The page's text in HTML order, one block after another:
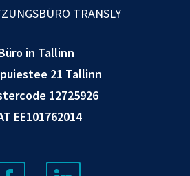
TRANSLY
in Tallinn
21 Tallinn
12725926
EE101762014